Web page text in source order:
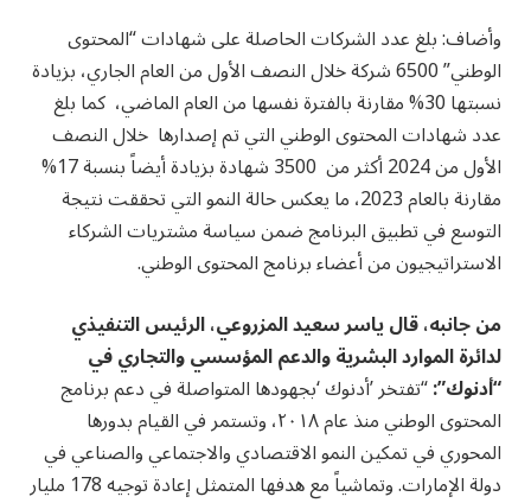
وأضاف: بلغ عدد الشركات الحاصلة على شهادات “المحتوى
الوطني” 6500 شركة خلال النصف الأول من العام الجاري، بزيادة
نسبتها 30% مقارنة بالفترة نفسها من العام الماضي، كما بلغ
عدد شهادات المحتوى الوطني التي تم إصدارها خلال النصف
الأول من 2024 أكثر من 3500 شهادة بزيادة أيضاً بنسبة 17%
مقارنة بالعام 2023، ما يعكس حالة النمو التي تحققت نتيجة
التوسع في تطبيق البرنامج ضمن سياسة مشتريات الشركاء
الاستراتيجيون من أعضاء برنامج المحتوى الوطني.
من جانبه، قال ياسر سعيد المزروعي، الرئيس التنفيذي
لدائرة الموارد البشرية والدعم المؤسسي والتجاري في
“أدنوك”:“تفتخر ’أدنوك ‘بجهودها المتواصلة في دعم برنامج
المحتوى الوطني منذ عام ٢٠١٨، وتستمر في القيام بدورها
المحوري في تمكين النمو الاقتصادي والاجتماعي والصناعي في
دولة الإمارات. وتماشياً مع هدفها المتمثل إعادة توجيه 178 مليار